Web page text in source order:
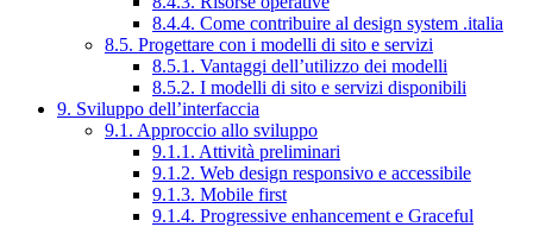
8.4.4. Come contribuire al design system .italia
8.5. Progettare con i modelli di sito e servizi
8.5.1. Vantaggi dell’utilizzo dei modelli
8.5.2. I modelli di sito e servizi disponibili
9. Sviluppo dell’interfaccia
9.1. Approccio allo sviluppo
9.1.1. Attività preliminari
9.1.2. Web design responsivo e accessibile
9.1.3. Mobile first
9.1.4. Progressive enhancement e Graceful